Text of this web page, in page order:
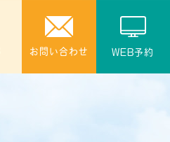
お問い合わせ WEB予約